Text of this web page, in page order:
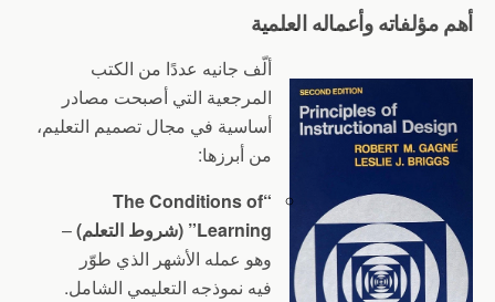
أهم مؤلفاته وأعماله العلمية
ألّف جانيه عددًا من الكتب
المرجعية التي أصبحت مصادر
أساسية في مجال تصميم التعليم،
من أبرزها:
“The Conditions of
Learning” (شروط التعلم)
–
وهو عمله الأشهر الذي طوّر
فيه نموذجه التعليمي الشامل.